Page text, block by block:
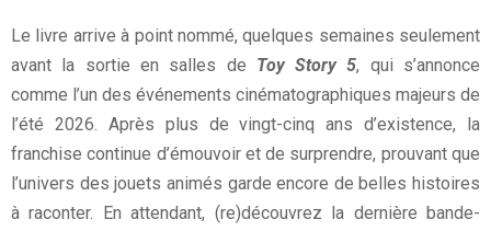
Le livre arrive à point nommé, quelques semaines seulement
avant la sortie en salles de Toy Story 5, qui s’annonce
comme l’un des événements cinématographiques majeurs de
l’été 2026. Après plus de vingt-cinq ans d’existence, la
franchise continue d’émouvoir et de surprendre, prouvant que
l’univers des jouets animés garde encore de belles histoires
à raconter. En attendant, (re)découvrez la dernière bande-